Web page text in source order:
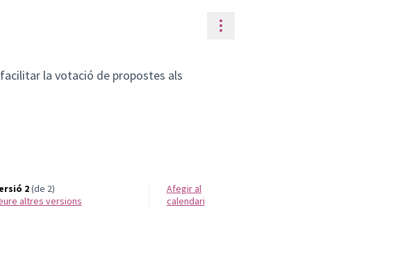
Controls de recursos
la votació de propostes als
2(de 2)
altres versions
Afegir al
calendari